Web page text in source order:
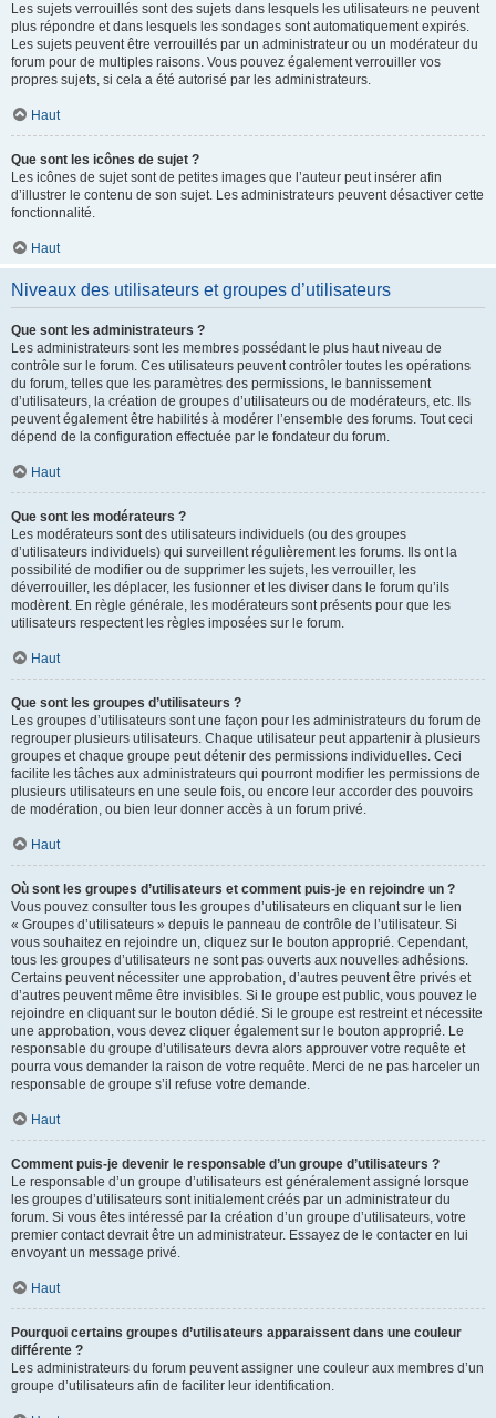
Les sujets verrouillés sont des sujets dans lesquels les utilisateurs ne peuvent
plus répondre et dans lesquels les sondages sont automatiquement expirés.
Les sujets peuvent être verrouillés par un administrateur ou un modérateur du
forum pour de multiples raisons. Vous pouvez également verrouiller vos
propres sujets, si cela a été autorisé par les administrateurs.
Haut
Que sont les icônes de sujet ?
Les icônes de sujet sont de petites images que l’auteur peut insérer afin
d’illustrer le contenu de son sujet. Les administrateurs peuvent désactiver cette
fonctionnalité.
Haut
Niveaux des utilisateurs et groupes d’utilisateurs
Que sont les administrateurs ?
Les administrateurs sont les membres possédant le plus haut niveau de
contrôle sur le forum. Ces utilisateurs peuvent contrôler toutes les opérations
du forum, telles que les paramètres des permissions, le bannissement
d’utilisateurs, la création de groupes d’utilisateurs ou de modérateurs, etc. Ils
peuvent également être habilités à modérer l’ensemble des forums. Tout ceci
dépend de la configuration effectuée par le fondateur du forum.
Haut
Que sont les modérateurs ?
Les modérateurs sont des utilisateurs individuels (ou des groupes
d’utilisateurs individuels) qui surveillent régulièrement les forums. Ils ont la
possibilité de modifier ou de supprimer les sujets, les verrouiller, les
déverrouiller, les déplacer, les fusionner et les diviser dans le forum qu’ils
modèrent. En règle générale, les modérateurs sont présents pour que les
utilisateurs respectent les règles imposées sur le forum.
Haut
Que sont les groupes d’utilisateurs ?
Les groupes d’utilisateurs sont une façon pour les administrateurs du forum de
regrouper plusieurs utilisateurs. Chaque utilisateur peut appartenir à plusieurs
groupes et chaque groupe peut détenir des permissions individuelles. Ceci
facilite les tâches aux administrateurs qui pourront modifier les permissions de
plusieurs utilisateurs en une seule fois, ou encore leur accorder des pouvoirs
de modération, ou bien leur donner accès à un forum privé.
Haut
Où sont les groupes d’utilisateurs et comment puis-je en rejoindre un ?
Vous pouvez consulter tous les groupes d’utilisateurs en cliquant sur le lien
« Groupes d’utilisateurs » depuis le panneau de contrôle de l’utilisateur. Si
vous souhaitez en rejoindre un, cliquez sur le bouton approprié. Cependant,
tous les groupes d’utilisateurs ne sont pas ouverts aux nouvelles adhésions.
Certains peuvent nécessiter une approbation, d’autres peuvent être privés et
d’autres peuvent même être invisibles. Si le groupe est public, vous pouvez le
rejoindre en cliquant sur le bouton dédié. Si le groupe est restreint et nécessite
une approbation, vous devez cliquer également sur le bouton approprié. Le
responsable du groupe d’utilisateurs devra alors approuver votre requête et
pourra vous demander la raison de votre requête. Merci de ne pas harceler un
responsable de groupe s’il refuse votre demande.
Haut
Comment puis-je devenir le responsable d’un groupe d’utilisateurs ?
Le responsable d’un groupe d’utilisateurs est généralement assigné lorsque
les groupes d’utilisateurs sont initialement créés par un administrateur du
forum. Si vous êtes intéressé par la création d’un groupe d’utilisateurs, votre
premier contact devrait être un administrateur. Essayez de le contacter en lui
envoyant un message privé.
Haut
Pourquoi certains groupes d’utilisateurs apparaissent dans une couleur
différente ?
Les administrateurs du forum peuvent assigner une couleur aux membres d’un
groupe d’utilisateurs afin de faciliter leur identification.